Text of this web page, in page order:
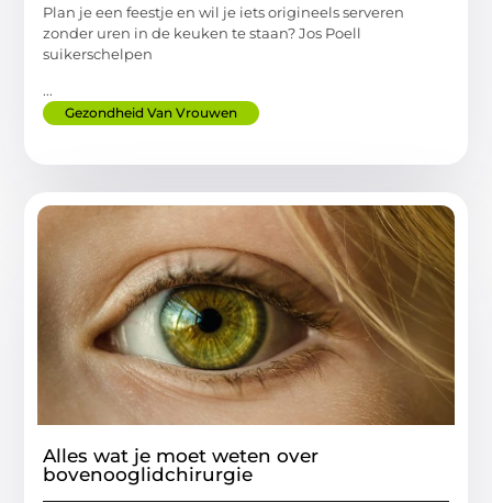
Plan je een feestje en wil je iets origineels serveren
zonder uren in de keuken te staan? Jos Poell
suikerschelpen
...
Gezondheid Van Vrouwen
Alles wat je moet weten over
bovenooglidchirurgie